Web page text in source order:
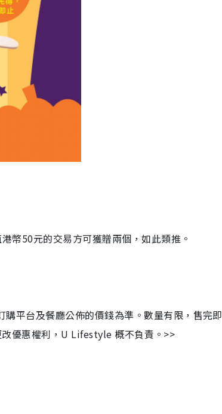
幣50元的交易方可獲贈兩個，如此類推。
平台及餐廳公佈的價錢為準。數量有限，售完即
優惠權利，U Lifestyle 概不負責。>>